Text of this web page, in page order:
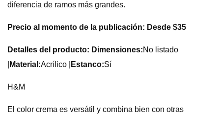
diferencia de ramos más grandes.
Precio al momento de la publicación: Desde $35
Detalles del producto: Dimensiones:No listado
Material:Acrílico | Estanco:Sí
H&M
El color crema es versátil y combina bien con otras